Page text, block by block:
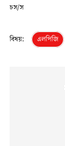
চস/স
বিষয়: এলপিজি